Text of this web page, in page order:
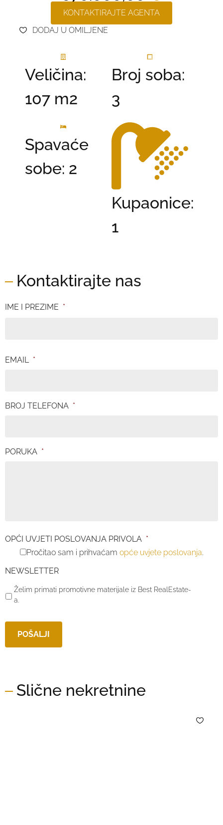
KONTAKTIRAJTE AGENTA
DODAJ U OMILJENE
Veličina:
107 m2
Broj soba:
3
Spavaće
sobe: 2
Kupaonice:
1
Kontaktirajte nas
IME I PREZIME *
EMAIL *
BROJ TELEFONA *
PORUKA *
OPĆI UVJETI POSLOVANJA PRIVOLA *
Pročitao sam i prihvaćam opće uvjete poslovanja.
NEWSLETTER
Želim primati promotivne materijale iz Best RealEstate-
a.
Slične nekretnine